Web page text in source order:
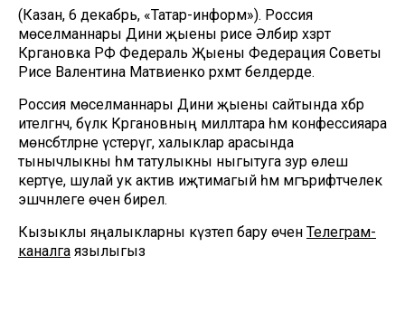
(Казан, 6 декабрь, «Татар-информ»). Россия
мөселманнары Дини җыены рәисе Әлбир хәзрәт
Кргановка РФ Федераль Җыены Федерация Советы
Рәисе Валентина Матвиенко рәхмәт белдерде.
Россия мөселманнары Дини җыены сайтында хәбәр
ителгәнчә, бүләк Кргановның милләтара һәм конфессияара
мөнәсәбәтләрне үстерүгә, халыклар арасында
тынычлыкны һәм татулыкны ныгытуга зур өлеш
кертүе, шулай ук актив иҗтимагый һәм мәгърифәтчелек
эшчәнлеге өчен бирелә.
Кызыклы яңалыкларны күзәтеп бару өчен Телеграм-
каналга язылыгыз